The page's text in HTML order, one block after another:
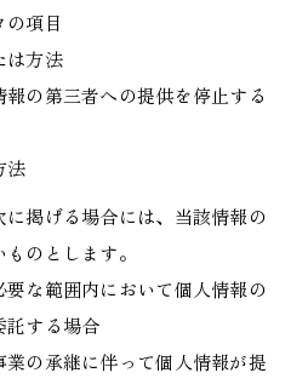
の項目
は方法
の第三者への提供を停止する
法
掲げる場合には、当該情報の
のとします。
要な範囲内において個人情報の
託する場合
業の承継に伴って個人情報が提